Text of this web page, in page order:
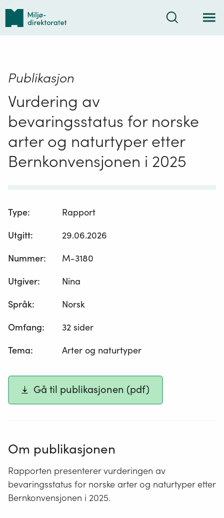
Tilbake
forsiden
Søk
Publikasjon
Vurdering av
bevaringsstatus for norske
arter og naturtyper etter
Bernkonvensjonen i 2025
Type:
Rapport
Utgitt:
29.06.2026
Nummer:
M-3180
Utgiver:
Nina
Språk:
Norsk
Omfang:
32 sider
Tema: Arter og naturtyper
Gå til publikasjonen (pdf)
Om publikasjonen
Rapporten presenterer vurderingen av
bevaringsstatus for norske arter og naturtyper etter
Bernkonvensjonen i 2025.